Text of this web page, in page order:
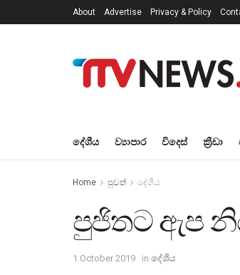
About Advertise Privacy & Policy
දේශීය ව්‍යාපාර විදෙස් ක්‍රීඩා
Home පුවත් දේශීය
පුජිතට ඇප
1 October 2019 in දේශීය